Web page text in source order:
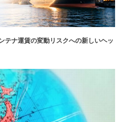
テナ運賃の変動リスクへの新しいヘッ